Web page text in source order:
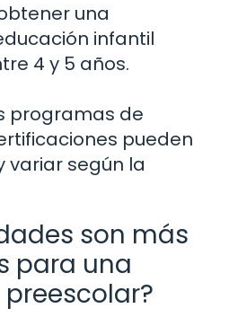
una
infantil
4 y 5 años.
programas de
pueden
variar según la
son más
para una